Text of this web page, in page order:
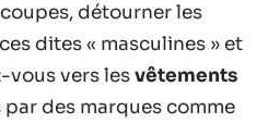
détourner les
dites « masculines » et
vous vers lesvêtements
des marques comme